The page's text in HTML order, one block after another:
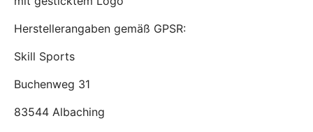
Herstellerangaben gemäß GPSR:
Skill Sports
Buchenweg 31
83544 Albaching